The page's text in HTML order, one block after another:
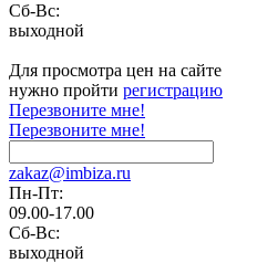
Сб-Вс:
выходной
Для просмотра цен на сайте
нужно пройти регистрацию
Перезвоните мне!
Перезвоните мне!
zakaz@imbiza.ru
Пн-Пт:
09.00-17.00
Сб-Вс:
выходной